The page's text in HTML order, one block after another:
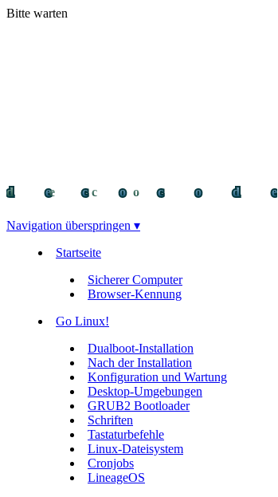
Bitte warten
decocode
decocode
deco
Navigation überspringen ▾
Startseite
Sicherer Computer
Browser-Kennung
Go Linux!
Dualboot-Installation
Nach der Installation
Konfiguration und Wartung
Desktop-Umgebungen
GRUB2 Bootloader
Schriften
Tastaturbefehle
Linux-Dateisystem
Cronjobs
LineageOS